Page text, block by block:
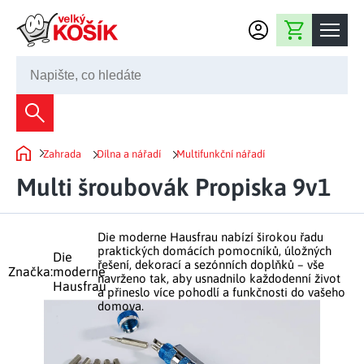
Nákupní košík
245 008 200
Dekorace
Bytové dekorace
Zahradní dekorace
Květiny a věnce
Světelné dekorace
Fontány a kašny
Velikonoční dekorace
Dekorace na hrob
Domácí elektro
Předsíň a chodba
Koupelna a záchod
Ložnice a šatna
Kuchyňské pomůcky
Prostírání a stolování
Příprava nápojů
Grilování a smažení
Nábytek
Koupelnový nábytek
Nábytek do předsíně
Nábytek do ložnice
Zahrada
Zahradní doplňky
Zahradní nábytek
Zahrada Dílna a nářadí Multifunkční nářadí
Multi šroubovák Propiska 9v1
Značka:
Die
moderne
Hausfrau
Die moderne Hausfrau nabízí širokou řadu
praktických domácích pomocníků, úložných
řešení, dekorací a sezónních doplňků – vše
navrženo tak, aby usnadnilo každodenní život
a přineslo více pohodlí a funkčnosti do vašeho
domova.